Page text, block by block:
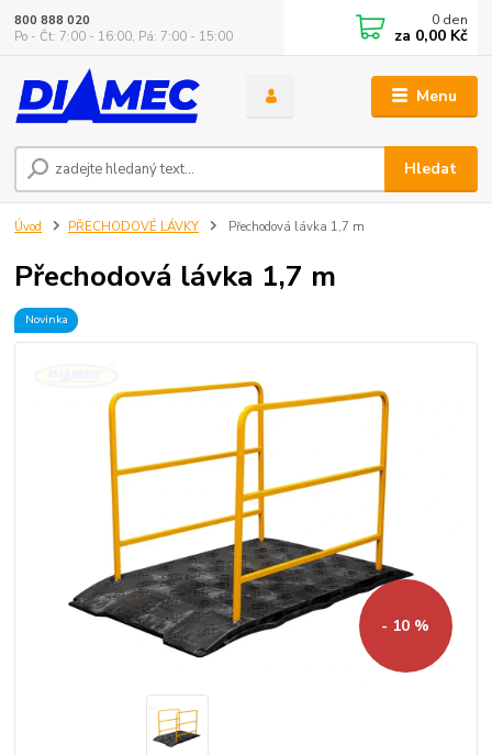
Menu
Hledat
800 888 020
Po - Čt: 7:00 - 16:00, Pá: 7:00 - 15:00
0 den
za 0,00 Kč
Úvod PŘECHODOVÉ LÁVKY Přechodová lávka 1,7 m
Přechodová lávka 1,7 m
Novinka
- 10 %